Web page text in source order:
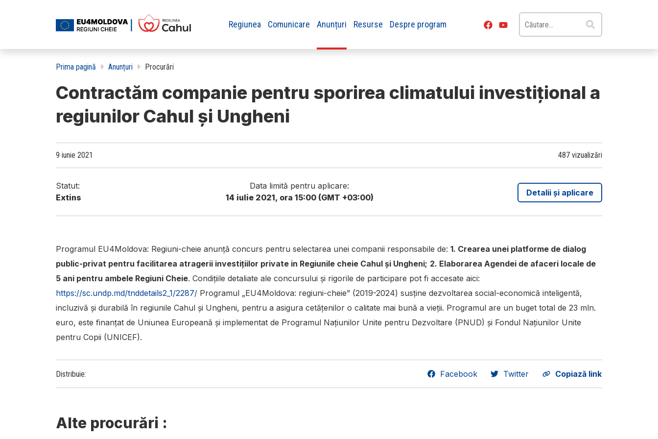
Regiunea Comunicare Anunțuri Resurse Despre program
după:
Prima pagină Anunțuri Procurări
Contractăm companie pentru sporirea climatului investițional a
regiunilor Cahul și Ungheni
9 iunie 2021 487 vizualizări
Statut:
Extins
Data limită pentru aplicare:
14 iulie 2021, ora 15:00 (GMT +03:00)
Detalii și aplicare
Programul EU4Moldova: Regiuni-cheie anunță concurs pentru selectarea unei companii responsabile de: 1. Crearea unei platforme de dialog
public-privat pentru facilitarea atragerii investițiilor private in Regiunile cheie Cahul și Ungheni; 2. Elaborarea Agendei de afaceri locale de
5 ani pentru ambele Regiuni Cheie. Condițiile detaliate ale concursului și rigorile de participare pot fi accesate aici:
https://sc.undp.md/tnddetails2_1/2287/ Programul „EU4Moldova: regiuni-cheie” (2019-2024) susține dezvoltarea social-economică inteligentă,
incluzivă și durabilă în regiunile Cahul și Ungheni, pentru a asigura cetățenilor o calitate mai bună a vieții. Programul are un buget total de 23 mln.
euro, este finanțat de Uniunea Europeană și implementat de Programul Națiunilor Unite pentru Dezvoltare (PNUD) și Fondul Națiunilor Unite
pentru Copii (UNICEF).
Distribuie: Facebook Twitter Copiază link
Alte procurări :